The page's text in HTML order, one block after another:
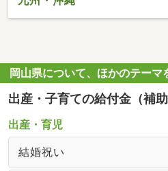
岡山県について、ほかのテーマ
出産・子育ての給付金（補助
出産・育児
結婚祝い